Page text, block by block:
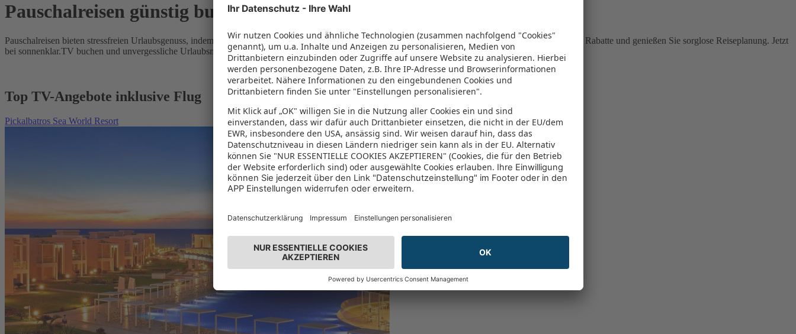
Pauschalreisen günstig buchen
Pauschalreisen bieten stressfreien Urlaubsgenuss, indem Flug und Hotel in einem Paket kombiniert werden – das spart Zeit und Geld. Nutzen Sie attraktive Rabatte und genießen Sie sorglose Reiseplanung. Jetzt
bei sonnenklar.TV buchen und unvergessliche Urlaubsmomente erleben!
Top TV-Angebote inklusive Flug
Pickalbatros Sea World Resort